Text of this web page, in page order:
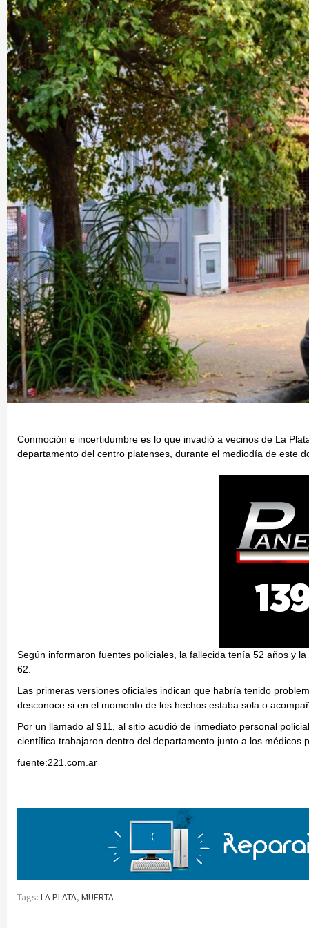
Conmoción e incertidumbre es lo que invadió a vecinos de La
departamento del centro platenses, durante el mediodía de este
Según informaron fuentes policiales, la fallecida tenía 52 años y
62.
Las primeras versiones oficiales indican que habría tenido
desconoce si en el momento de los hechos estaba sola o
Por un llamado al 911, al sitio acudió de inmediato personal
científica trabajaron dentro del departamento junto a los médicos
fuente:221.com.ar
Tags: LA PLATA, MUERTA